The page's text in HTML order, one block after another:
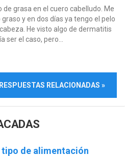
grasa en el cuero cabelludo. Me
y en dos días ya tengo el pelo
He visto algo de dermatitis
el caso, pero...
RELACIONADAS »
tipo de alimentación